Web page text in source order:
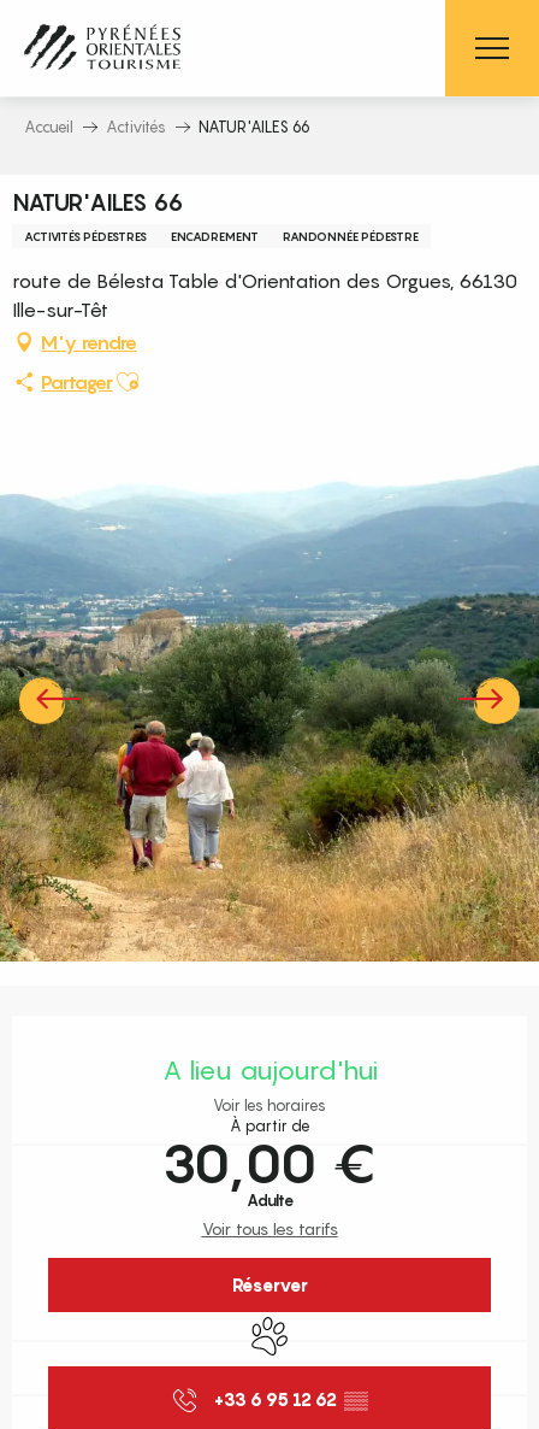
contenu
principal
Accueil Activités NATUR'AILES 66
NATUR'AILES 66
ACTIVITÉS PÉDESTRES ENCADREMENT RANDONNÉE PÉDESTRE
route de Bélesta Table d'Orientation des Orgues, 66130
Ille-sur-Têt
M'y rendre
PartagerAjouter aux favoris
A lieu aujourd'hui
Voir les horaires
À partir de
30,00 €
Adulte
Voir tous les tarifs
Réserver
Animaux acceptés
+33 6 95 12 62 ▒▒